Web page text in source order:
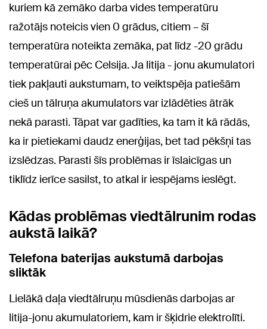
kuriem kā zemāko darba vides temperatūru
ražotājs noteicis vien 0 grādus, citiem – šī
temperatūra noteikta zemāka, pat līdz -20 grādu
temperatūrai pēc Celsija. Ja litija - jonu akumulatori
tiek pakļauti aukstumam, to veiktspēja patiešām
cieš un tālruņa akumulators var izlādēties ātrāk
nekā parasti. Tāpat var gadīties, ka tam it kā rādās,
ka ir pietiekami daudz enerģijas, bet tad pēkšņi tas
izslēdzas. Parasti šīs problēmas ir īslaicīgas un
tiklīdz ierīce sasilst, to atkal ir iespējams ieslēgt.
Kādas problēmas viedtālrunim rodas
aukstā laikā?
Telefona baterijas aukstumā darbojas
sliktāk
Lielākā daļa viedtālruņu mūsdienās darbojas ar
litija-jonu akumulatoriem, kam ir šķidrie elektrolīti.